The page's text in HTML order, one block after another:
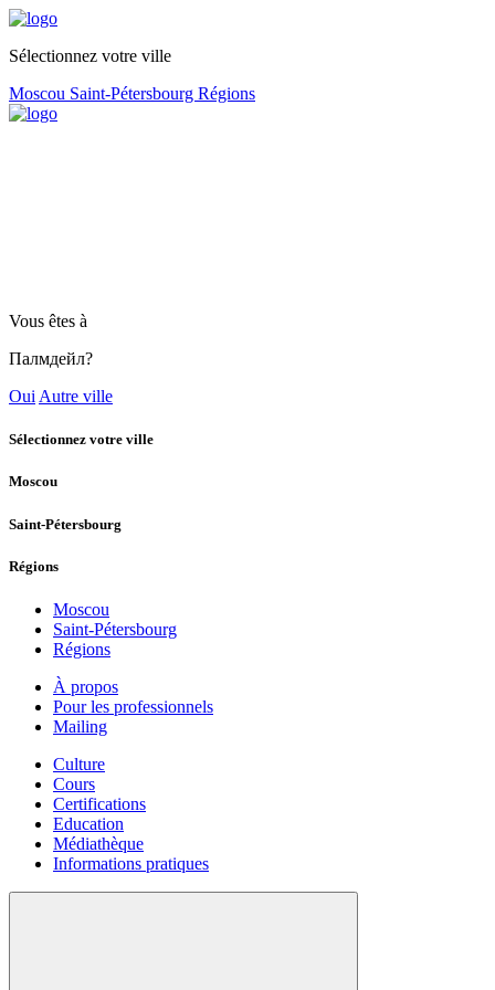
Sélectionnez votre ville
Moscou Saint-Pétersbourg Régions
Vous êtes à
Палмдейл?
Oui Autre ville
Sélectionnez votre ville
Moscou
Saint-Pétersbourg
Régions
Moscou
Saint-Pétersbourg
Régions
À propos
Pour les professionnels
Mailing
Culture
Cours
Certifications
Education
Médiathèque
Informations pratiques